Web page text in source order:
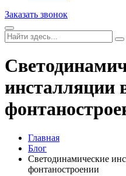
Заказать звонок
инсталляции
Главная
Блог
Светодинамические
фонтаностроении